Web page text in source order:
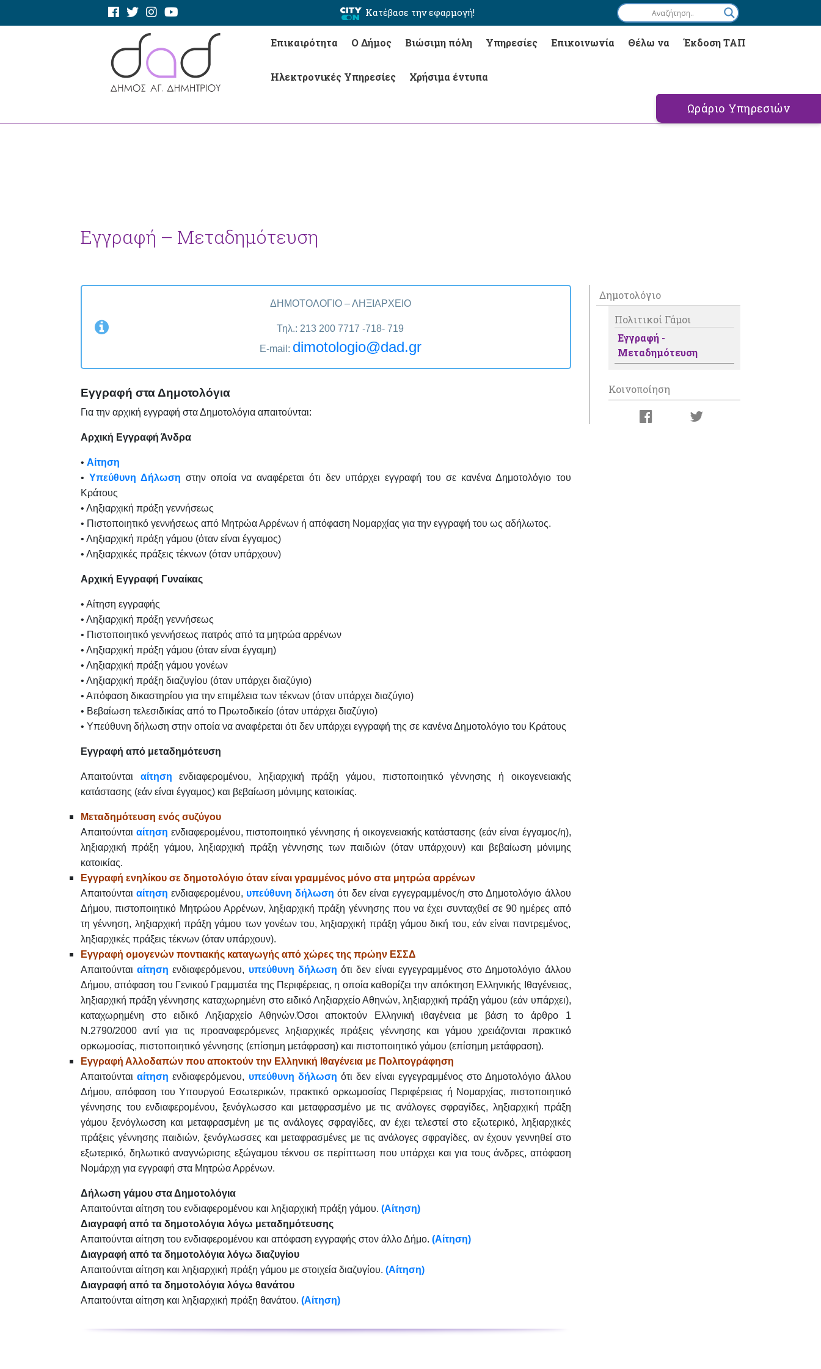
Κατέβασε την εφαρμογή!
Επικαιρότητα Ο Δήμος Βιώσιμη πόλη Υπηρεσίες Επικοινωνία Θέλω να Έκδοση ΤΑΠ
Ηλεκτρονικές Υπηρεσίες Χρήσιμα έντυπα
Ωράριο Υπηρεσιών
Εγγραφή – Μεταδημότευση
ΔΗΜΟΤΟΛΟΓΙΟ – ΛΗΞΙΑΡΧΕΙΟ
Τηλ.: 213 200 7717 -718- 719
E-mail: dimotologio@dad.gr
Εγγραφή στα Δημοτολόγια
Για την αρχική εγγραφή στα Δημοτολόγια απαιτούνται:
Αρχική Εγγραφή Άνδρα
• Αίτηση
•Υπεύθυνη Δήλωση στην οποία να αναφέρεται ότι δεν υπάρχει εγγραφή του σε κανένα Δημοτολόγιο του
Κράτους
• Ληξιαρχική πράξη γεννήσεως
• Πιστοποιητικό γεννήσεως από Μητρώα Αρρένων ή απόφαση Νομαρχίας για την εγγραφή του ως αδήλωτος.
• Ληξιαρχική πράξη γάμου (όταν είναι έγγαμος)
• Ληξιαρχικές πράξεις τέκνων (όταν υπάρχουν)
Αρχική Εγγραφή Γυναίκας
• Αίτηση εγγραφής
• Ληξιαρχική πράξη γεννήσεως
• Πιστοποιητικό γεννήσεως πατρός από τα μητρώα αρρένων
• Ληξιαρχική πράξη γάμου (όταν είναι έγγαμη)
• Ληξιαρχική πράξη γάμου γονέων
• Ληξιαρχική πράξη διαζυγίου (όταν υπάρχει διαζύγιο)
• Απόφαση δικαστηρίου για την επιμέλεια των τέκνων (όταν υπάρχει διαζύγιο)
• Βεβαίωση τελεσιδικίας από το Πρωτοδικείο (όταν υπάρχει διαζύγιο)
• Υπεύθυνη δήλωση στην οποία να αναφέρεται ότι δεν υπάρχει εγγραφή της σε κανένα Δημοτολόγιο του Κράτους
Εγγραφή από μεταδημότευση
Απαιτούνται αίτησηενδιαφερομένου, ληξιαρχική πράξη γάμου, πιστοποιητικό γέννησης ή οικογενειακής
κατάστασης (εάν είναι έγγαμος) και βεβαίωση μόνιμης κατοικίας.
Μεταδημότευση ενός συζύγου
Απαιτούνται αίτηση ενδιαφερομένου, πιστοποιητικό γέννησης ή οικογενειακής κατάστασης (εάν είναι έγγαμος/η),
ληξιαρχική πράξη γάμου, ληξιαρχική πράξη γέννησης των παιδιών (όταν υπάρχουν) και βεβαίωση μόνιμης
κατοικίας.
Εγγραφή ενηλίκου σε δημοτολόγιο όταν είναι γραμμένος μόνο στα μητρώα αρρένων
Απαιτούνταιαίτηση ενδιαφερομένου, υπεύθυνη δήλωσηότι δεν είναι εγγεγραμμένος/η στο Δημοτολόγιο άλλου
Δήμου, πιστοποιητικό Μητρώου Αρρένων, ληξιαρχική πράξη γέννησης που να έχει συνταχθεί σε 90 ημέρες από
τη γέννηση, ληξιαρχική πράξη γάμου των γονέων του, ληξιαρχική πράξη γάμου δική του, εάν είναι παντρεμένος,
ληξιαρχικές πράξεις τέκνων (όταν υπάρχουν).
Eγγραφή ομογενών ποντιακής καταγωγής από χώρες της πρώην ΕΣΣΔ
Απαιτούνταιαίτηση ενδιαφερόμενου, υπεύθυνη δήλωση ότι δεν είναι εγγεγραμμένος στο Δημοτολόγιο άλλου
Δήμου, απόφαση του Γενικού Γραμματέα της Περιφέρειας, η οποία καθορίζει την απόκτηση Ελληνικής Ιθαγένειας,
ληξιαρχική πράξη γέννησης καταχωρημένη στο ειδικό Ληξιαρχείο Αθηνών, ληξιαρχική πράξη γάμου (εάν υπάρχει),
καταχωρημένη στο ειδικό Ληξιαρχείο Αθηνών.Όσοι αποκτούν Ελληνική ιθαγένεια με βάση το άρθρο 1
Ν.2790/2000 αντί για τις προαναφερόμενες ληξιαρχικές πράξεις γέννησης και γάμου χρειάζονται πρακτικό
ορκωμοσίας, πιστοποιητικό γέννησης (επίσημη μετάφραση) και πιστοποιητικό γάμου (επίσημη μετάφραση).
Εγγραφή Αλλοδαπών που αποκτούν την Ελληνική Ιθαγένεια με Πολιτογράφηση
Απαιτούνταιαίτησηενδιαφερόμενου, υπεύθυνη δήλωση ότι δεν είναι εγγεγραμμένος στο Δημοτολόγιο άλλου
Δήμου, απόφαση του Υπουργού Εσωτερικών, πρακτικό ορκωμοσίας Περιφέρειας ή Νομαρχίας, πιστοποιητικό
γέννησης του ενδιαφερομένου, ξενόγλωσσο και μεταφρασμένο με τις ανάλογες σφραγίδες, ληξιαρχική πράξη
γάμου ξενόγλωσση και μεταφρασμένη με τις ανάλογες σφραγίδες, αν έχει τελεστεί στο εξωτερικό, ληξιαρχικές
πράξεις γέννησης παιδιών, ξενόγλωσσες και μεταφρασμένες με τις ανάλογες σφραγίδες, αν έχουν γεννηθεί στο
εξωτερικό, δηλωτικό αναγνώρισης εξώγαμου τέκνου σε περίπτωση που υπάρχει και για τους άνδρες, απόφαση
Νομάρχη για εγγραφή στα Μητρώα Αρρένων.
Δήλωση γάμου στα Δημοτολόγια
Απαιτούνται αίτηση του ενδιαφερομένου και ληξιαρχική πράξη γάμου. (Αίτηση)
Διαγραφή από τα δημοτολόγια λόγω μεταδημότευσης
Απαιτούνται αίτηση του ενδιαφερομένου και απόφαση εγγραφής στον άλλο Δήμο. (Αίτηση)
Διαγραφή από τα δημοτολόγια λόγω διαζυγίου
Απαιτούνται αίτηση και ληξιαρχική πράξη γάμου με στοιχεία διαζυγίου. (Αίτηση)
Διαγραφή από τα δημοτολόγια λόγω θανάτου
Απαιτούνται αίτηση και ληξιαρχική πράξη θανάτου. (Αίτηση)
Δημοτολόγιο
Πολιτικοί Γάμοι
Εγγραφή -
Μεταδημότευση
Κοινοποίηση